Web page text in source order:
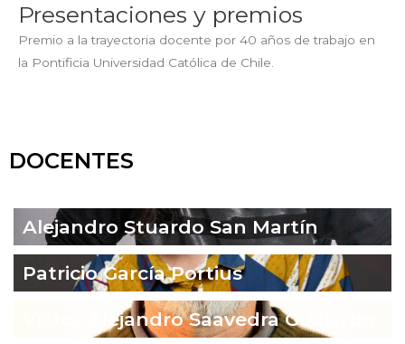
Presentaciones y premios
Premio a la trayectoria docente por 40 años de trabajo en
la Pontificia Universidad Católica de Chile.
DOCENTES
Alejandro Stuardo San Martín
Patricio García Portius
Víctor Alejandro Saavedra Guajardo